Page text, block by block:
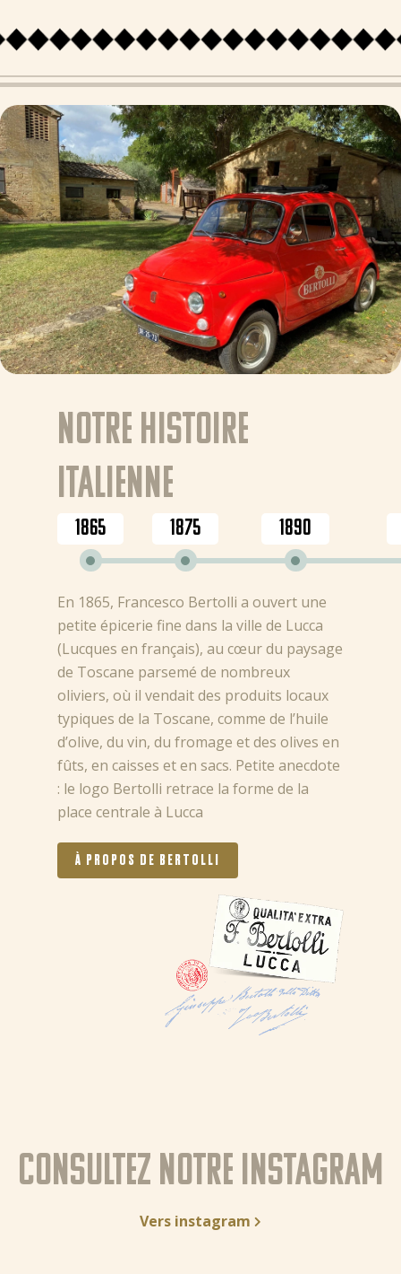
Notre histoire
italienne
1865 1875 1890
En 1865, Francesco Bertolli a ouvert une
petite épicerie fine dans la ville de Lucca
(Lucques en français), au cœur du paysage
de Toscane parsemé de nombreux
oliviers, où il vendait des produits locaux
typiques de la Toscane, comme de l’huile
d’olive, du vin, du fromage et des olives en
fûts, en caisses et en sacs. Petite anecdote
: le logo Bertolli retrace la forme de la
place centrale à Lucca
À PROPOS DE BERTOLLI
Consultez notre instagram
Vers instagram